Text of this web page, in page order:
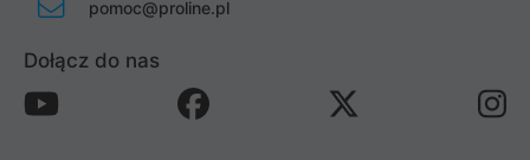
pomoc@proline.pl
Dołącz do nas